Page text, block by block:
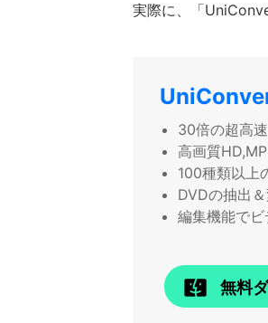
実際に、「
30倍の超高
高画質
100種類以上
DVDの抽出
編集機能で
無料